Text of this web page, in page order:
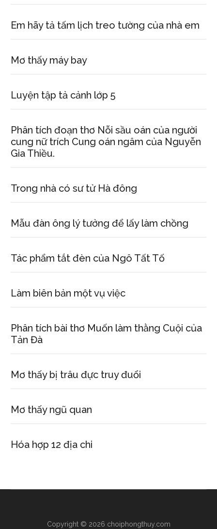
Em hãy tả tấm lịch treo tường của nhà em
Mơ thấy máy bay
Luyện tập tả cảnh lớp 5
Phân tích đoạn thơ Nỗi sầu oán của người
cung nữ trích Cung oán ngâm của Nguyễn
Gia Thiều.
Trong nhà có sư tử Hà đông
Mẫu đàn ông lý tưởng để lấy làm chồng
Tác phẩm tắt đèn của Ngô Tất Tố
Làm biên bản một vụ việc
Phân tích bài thơ Muốn làm thằng Cuội của
Tản Đà
Mơ thấy bị trâu đực truy đuổi
Mơ thấy ngũ quan
Hóa hợp 12 địa chi
Copyright © 2026 choiphongthuy.com